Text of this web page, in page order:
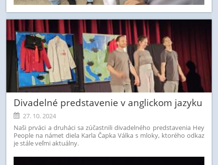
Divadelné predstavenie v anglickom jazyku
27. 10. 2024
Naši prváci a druháci sa zúčastnili divadelného predstavenia Hey
People na námet diela Karla Čapka Válka s mloky, ktorého odkaz
je stále veľmi aktuálny.